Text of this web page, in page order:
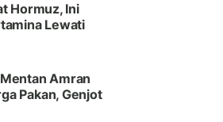
Hormuz, Ini
Lewati
Amran
Pakan, Genjot